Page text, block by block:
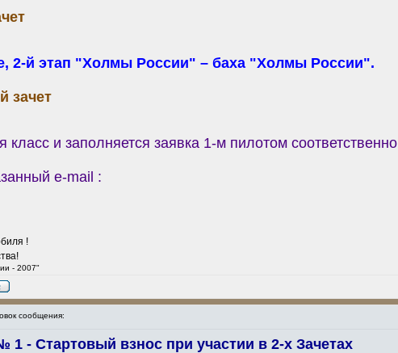
2-й этап "Холмы России" – баха "Холмы России".
зачет
класс и заполняется заявка 1-м пилотом
e-mail :
!
- 2007"
сообщения:
1 - Стартовый взнос при участии в 2-х Зачетах